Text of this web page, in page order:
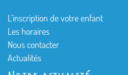
L’inscription de votre enfant
Les horaires
Nous contacter
Actualités